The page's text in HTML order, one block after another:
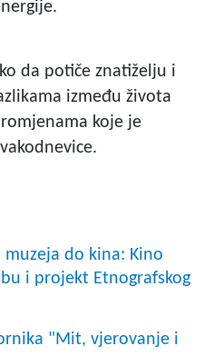
da potiče znatiželju i
između života
koje je
do kina: Kino
i projekt Etnografskog
"Mit, vjerovanje i